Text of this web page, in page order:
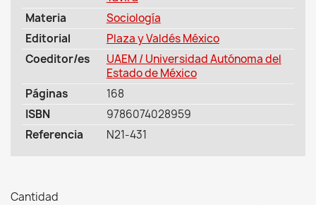
Materia
Sociología
Editorial
Plaza y Valdés México
Coeditor/es
UAEM / Universidad Autónoma del
Estado de México
Páginas
168
ISBN
9786074028959
Referencia
N21-431
Cantidad